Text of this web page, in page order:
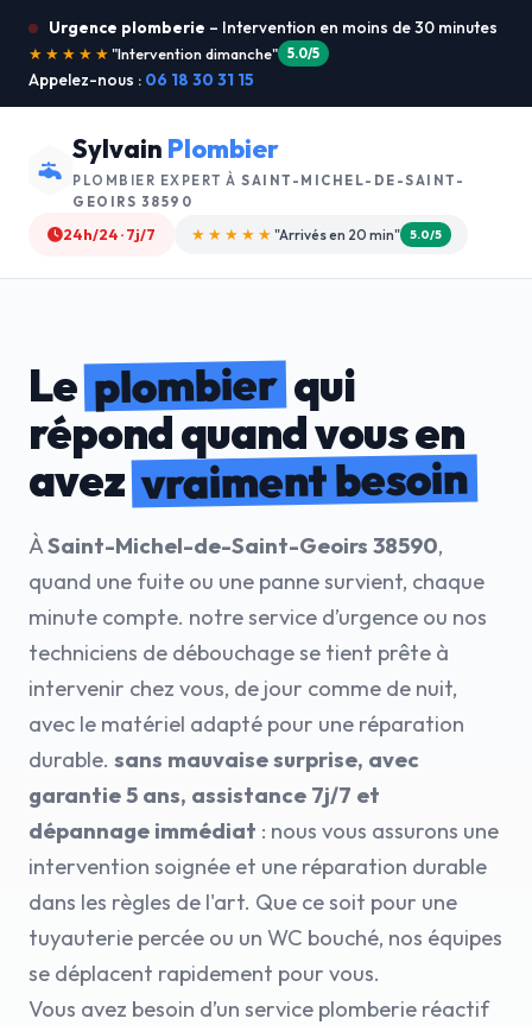
Urgence plomberie – Intervention en moins de 30 minutes
★★★★★"Je recommande !" 4.9/5
Appelez-nous : 06 18 30 31 15
Sylvain Plombier
PLOMBIER EXPERT ÀSAINT-MICHEL-DE-SAINT-
GEOIRS 38590
24h/24 · 7j/7 ★★★★☆ "Devis gratuit" 4.8/5
Leplombierqui
répond quand vous en
avezvraiment besoin
ÀSaint-Michel-de-Saint-Geoirs 38590,
quand une fuite ou une panne survient, chaque
minute compte. notre service d’urgence ou nos
techniciens de débouchage se tient prête à
intervenir chez vous, de jour comme de nuit,
avec le matériel adapté pour une réparation
durable. sans mauvaise surprise, avec
garantie 5 ans, assistance 7j/7 et
dépannage immédiat : nous vous assurons une
intervention soignée et une réparation durable
dans les règles de l'art. Que ce soit pour une
tuyauterie percée ou un WC bouché, nos équipes
se déplacent rapidement pour vous.
Vous avez besoin d’un service plomberie réactif